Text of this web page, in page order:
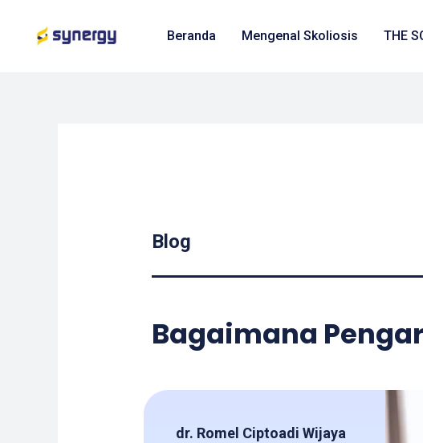
Beranda Mengenal Skoliosis THE
Blog
Bagaimana
dr. Romel Ciptoadi Wijaya